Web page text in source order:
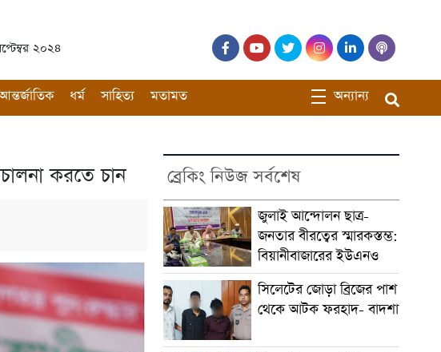
২০২৪
ধর্ম সাহিত্য মতামত অন্যান্য
করতে চান ব্রেকিং নিউজ সর্বশেষ
জুলাই আন্দোলন ছাত্র-
জনতার বীরত্বের স্মারকস্তম্ভ:
বিয়ানীবাজারের ইউএনও
সিলেটের জোড়া ব্রিজের পাশ
থেকে আটক ফরহাদ- বাদশা